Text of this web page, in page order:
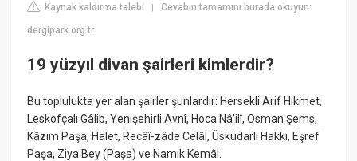
Kaynak kaldırma talebi |Cevabın tamamını burada okuyun:
dergipark.org.tr
19 yüzyıl divan şairleri kimlerdir?
Bu toplulukta yer alan şairler şunlardır: Hersekli Arif Hikmet,
Leskofçalı Gâlib, Yenişehirli Avnî, Hoca Nâ'ilî, Osman Şems,
Kâzım Paşa, Halet, Recâî-zâde Celâl, Üsküdarlı Hakkı, Eşref
Paşa, Ziya Bey (Paşa) ve Namık Kemâl.